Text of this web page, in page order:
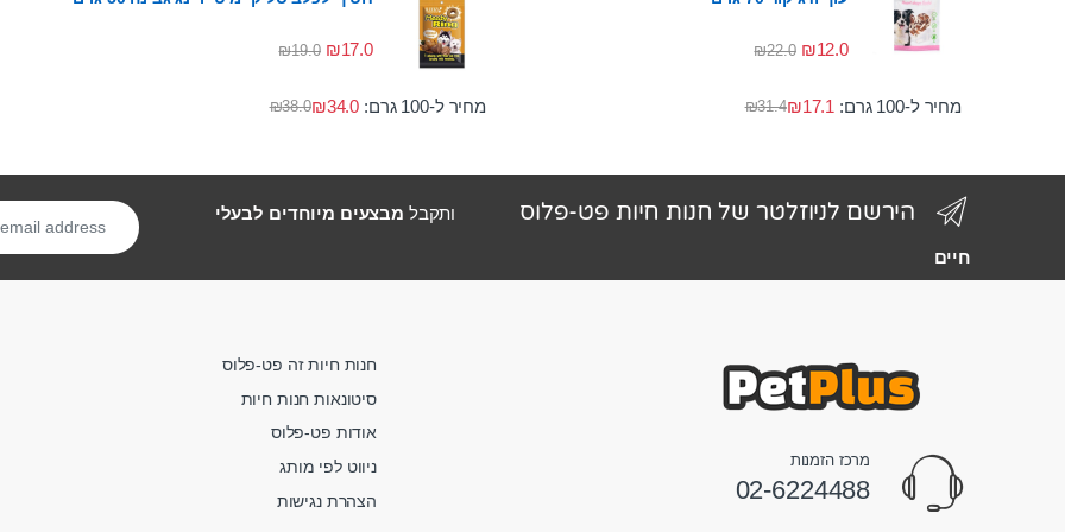
₪12.0
₪22.0
מחיר ל-100 גרם: ₪31.4₪17.1
₪17.0
₪19.0
מחיר ל-100 גרם: ₪38.0₪34.0
הירשם לניוזלטר של חנות חיות פט-פלוס ותקבל מבצעים מיוחדים לבעלי
חיים
מרכז הזמנות
02-6224488
חנות חיות זה פט-פלוס
סיטונאות חנות חיות
אודות פט-פלוס
ניווט לפי מותג
הצהרת נגישות